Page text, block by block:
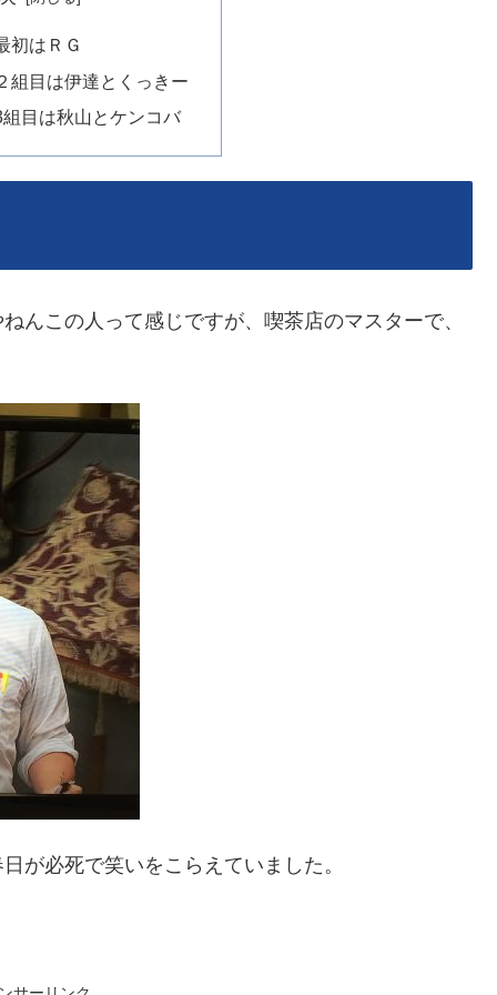
初はＲＧ
組目は伊達とくっきー
目は秋山とケンコバ
んこの人って感じですが、喫茶店のマスターで、
が必死で笑いをこらえていました。